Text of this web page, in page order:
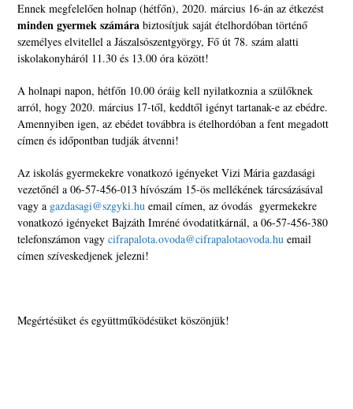
Ennek megfelelően holnap (hétfőn), 2020. március 16-án az étkezést
minden gyermek számára biztosítjuk saját ételhordóban történő
személyes elvitellel a Jászalsószentgyörgy, Fő út 78. szám alatti
iskolakonyháról 11.30 és 13.00 óra között!
A holnapi napon, hétfőn 10.00 óráig kell nyilatkoznia a szülőknek
arról, hogy 2020. március 17-től, keddtől igényt tartanak-e az ebédre.
Amennyiben igen, az ebédet továbbra is ételhordóban a fent megadott
címen és időpontban tudják átvenni!
Az iskolás gyermekekre vonatkozó igényeket Vizi Mária gazdasági
vezetőnél a 06-57-456-013 hívószám 15-ös mellékének tárcsázásával
vagy a gazdasagi@szgyki.hu email címen, az óvodás gyermekekre
vonatkozó igényeket Bajzáth Imréné óvodatitkárnál, a 06-57-456-380
telefonszámon vagycifrapalota.ovoda@cifrapalotaovoda.hu email
címen szíveskedjenek jelezni!
Megértésüket és együttműködésüket köszönjük!